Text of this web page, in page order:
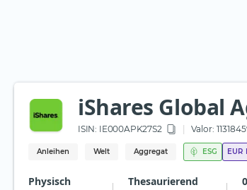
iShares Global
ISIN: IE000APK27S2 Valor:
Anleihen Welt Aggregat ESG EUR
Physisch Thesaurierend